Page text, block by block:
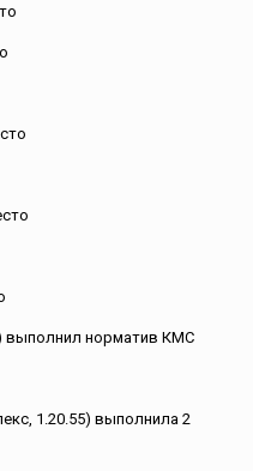
выполнил норматив КМС
1.20.55) выполнила 2